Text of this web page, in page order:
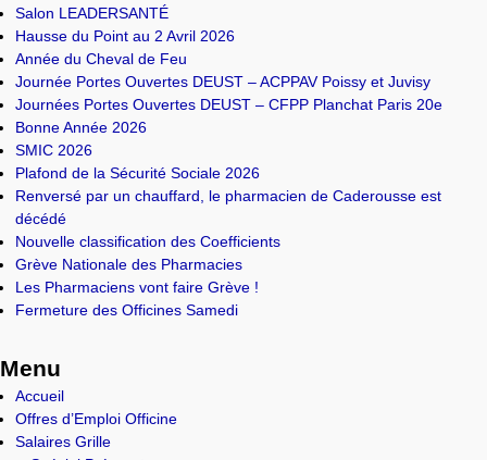
Salon LEADERSANTÉ
Hausse du Point au 2 Avril 2026
Année du Cheval de Feu
Journée Portes Ouvertes DEUST – ACPPAV Poissy et Juvisy
Journées Portes Ouvertes DEUST – CFPP Planchat Paris 20e
Bonne Année 2026
SMIC 2026
Plafond de la Sécurité Sociale 2026
Renversé par un chauffard, le pharmacien de Caderousse est
décédé
Nouvelle classification des Coefficients
Grève Nationale des Pharmacies
Les Pharmaciens vont faire Grève !
Fermeture des Officines Samedi
Menu
Accueil
Offres d’Emploi Officine
Salaires Grille